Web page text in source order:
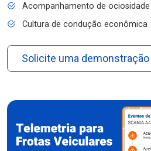
Acompanhamento de
Cultura de condução econômica
Solicite uma demonstração